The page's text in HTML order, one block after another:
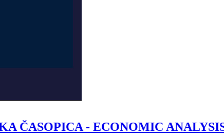
ČASOPICA - ECONOMIC